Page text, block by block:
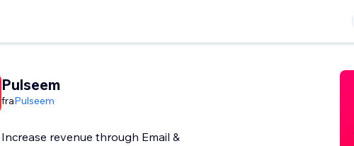
Pulseem
fraPulseem
Increase revenue through Email &